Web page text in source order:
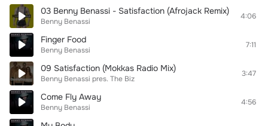
03 Benny Benassi - Satisfaction (Afrojack Remix)
Benny Benassi
4:06
Finger Food
Benny Benassi
7:11
09 Satisfaction (Mokkas Radio Mix)
Benny Benassi pres. The Biz
3:47
Come Fly Away
Benny Benassi
4:56